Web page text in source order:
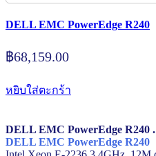
DELL EMC PowerEdge R240
฿68,159.00
หยิบใส่ตะกร้า
DELL EMC PowerEdge R240 .
DELL EMC PowerEdge R240